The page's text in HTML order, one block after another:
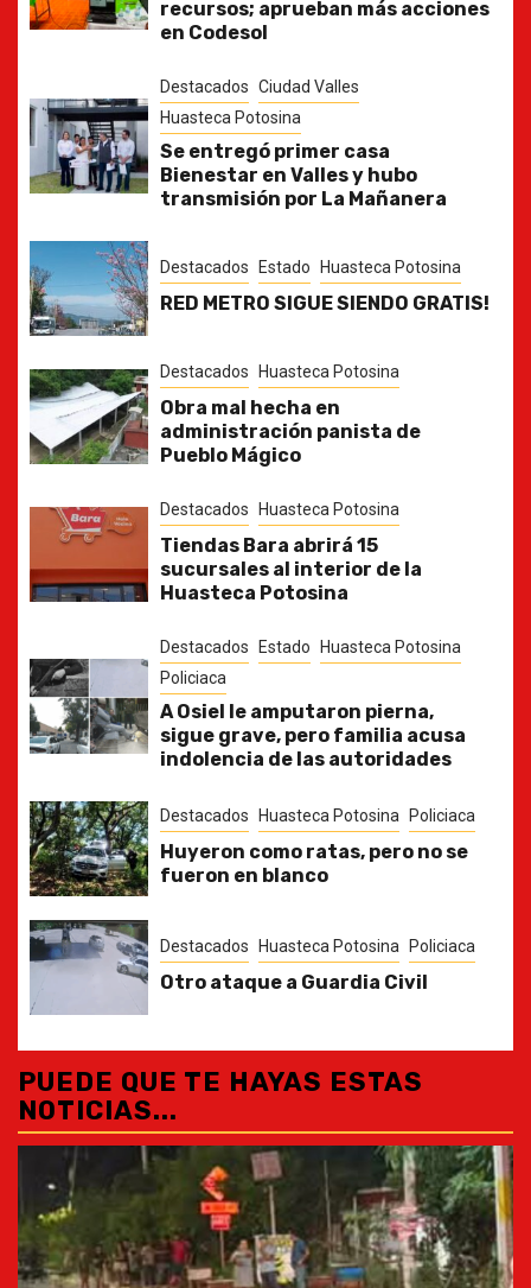
recursos; aprueban más acciones
en Codesol
Destacados Ciudad Valles
Huasteca Potosina
Se entregó primer casa
Bienestar en Valles y hubo
transmisión por La Mañanera
Destacados Estado Huasteca Potosina
RED METRO SIGUE SIENDO GRATIS!
Destacados Huasteca Potosina
Obra mal hecha en
administración panista de
Pueblo Mágico
Destacados Huasteca Potosina
Tiendas Bara abrirá 15
sucursales al interior de la
Huasteca Potosina
Destacados Estado
Huasteca Potosina
Policiaca
A Osiel le amputaron pierna,
sigue grave, pero familia acusa
indolencia de las autoridades
Destacados Huasteca Potosina Policiaca
Huyeron como ratas, pero no se
fueron en blanco
Destacados Huasteca Potosina Policiaca
Otro ataque a Guardia Civil
PUEDE QUE TE HAYAS ESTAS
NOTICIAS...